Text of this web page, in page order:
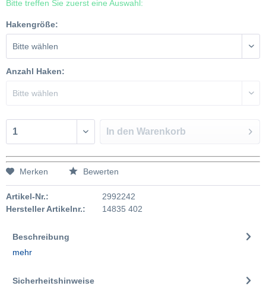
Bitte treffen Sie zuerst eine Auswahl:
Hakengröße:
Anzahl Haken:
In den Warenkorb
Merken Bewerten
Artikel-Nr.:
2992242
Hersteller Artikelnr.:
14835 402
Beschreibung
mehr
Sicherheitshinweise